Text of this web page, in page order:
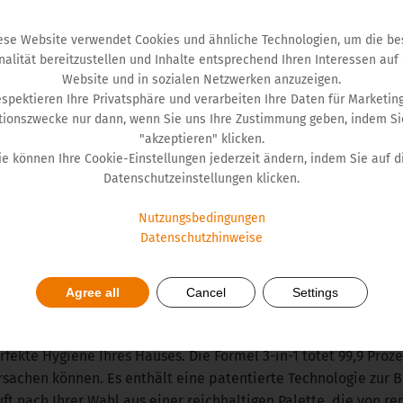
Auf die Frage, ob Zoflora auch für die Hygiene des Raums
die Antwort: definitiv!
„Zoflora ist sowohl für die Hygiene des Raums, in dem
sicher. Wenn Sie einen Hund haben,
Morbillivirus zerstört, das schwere Welpenkrankheiten
die bei Hunden Husten verursachen, das Influenzavirus bei
tragen Sie nicht nur zu einer besseren Raumhygiene bei,
der Pharmazie bei Hemofarm.
Roda, Mercator und Idea erhältlich
Hygiene Ihres Hauses. Die Formel 3-in-1 tötet 99,9
können. Es enthält eine patentierte Technologie zur
Website verwendet Cookies und ähnliche Technologien, um die
bereitzustellen und Inhalte entsprechend Ihren Interessen auf
Website und in sozialen Netzwerken anzuzeigen.
Ihre Privatsphäre und verarbeiten Ihre Daten für
nur dann, wenn Sie uns Ihre Zustimmung geben, indem
"akzeptieren" klicken.
können Ihre Cookie-Einstellungen jederzeit ändern, indem Sie auf
Datenschutzeinstellungen klicken.
Nutzungsbedingungen
Datenschutzhinweise
Agree all Cancel Settings